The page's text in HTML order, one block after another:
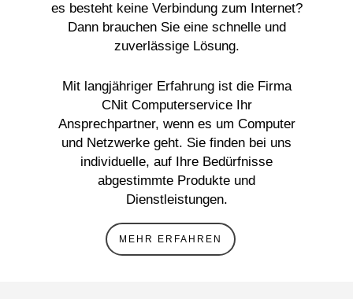
es besteht keine Verbindung zum Internet?
Dann brauchen Sie eine schnelle und
zuverlässige Lösung.
Mit langjähriger Erfahrung ist die Firma
CNit Computerservice Ihr
Ansprechpartner, wenn es um Computer
und Netzwerke geht. Sie finden bei uns
individuelle, auf Ihre Bedürfnisse
abgestimmte Produkte und
Dienstleistungen.
MEHR ERFAHREN